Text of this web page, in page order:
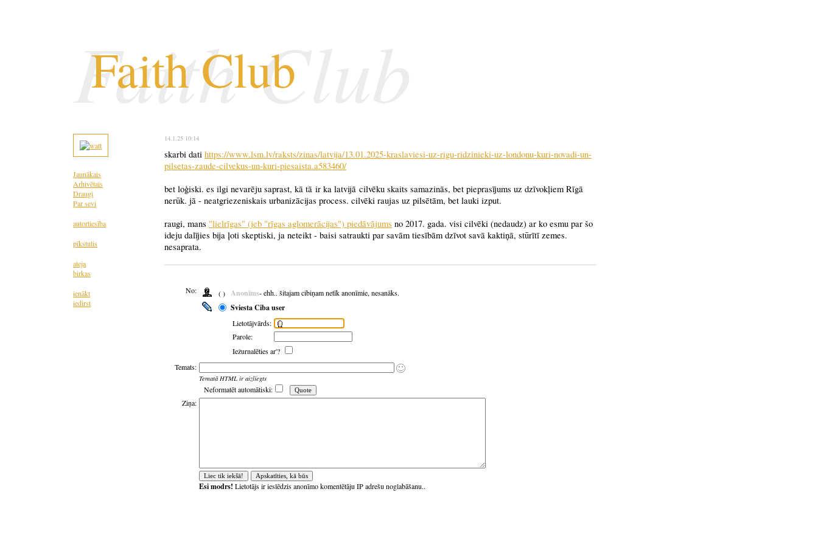
Faith Club
Faith Club
Jaunākais
Arhivētais
Draugi
Par sevi
autortiesība
pīkstulis
ateja
birkas
ienākt
iedirst
14.1.25 10:14
skarbi dati https://www.lsm.lv/raksts/zinas/latvija/13.01.2025-kraslaviesi-uz-rigu-ridzinieki-uz-londonu-kuri-novadi-un-
pilsetas-zaude-cilvekus-un-kuri-piesaista.a583460/
bet loģiski. es ilgi nevarēju saprast, kā tā ir ka latvijā cilvēku skaits samazinās, bet pieprasījums uz dzīvokļiem Rīgā
nerūk. jā - neatgriezeniskais urbanizācijas process. cilvēki raujas uz pilsētām, bet lauki izput.
raugi, mans "lielrīgas" (jeb "rīgas aglomerācijas") piedāvājums no 2017. gada. visi cilvēki (nedaudz) ar ko esmu par šo
ideju dalījies bija ļoti skeptiski, ja neteikt - baisi satraukti par savām tiesībām dzīvot savā kaktiņā, stūrītī zemes.
nesaprata.
No: ( ) Anonīms- ehh.. šitajam cibiņam netīk anonīmie, nesanāks.
Sviesta Ciba user
Lietotājvārds:
Parole:
Iežurnalēties ar'?
Temats:
Tematā HTML ir aizliegts
Neformatēt automātiski:
Ziņa:
Esi modrs! Lietotājs ir ieslēdzis anonīmo komentētāju IP adrešu noglabāšanu..